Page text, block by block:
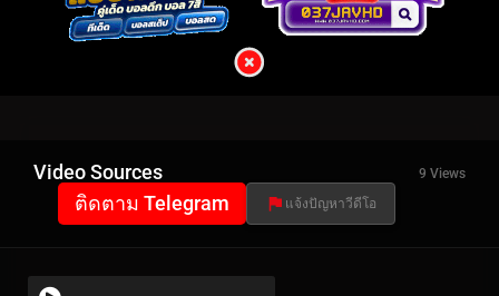
Video Sources 9 Views
ติดตาม Telegram แจ้งปัญหาวีดีโอ